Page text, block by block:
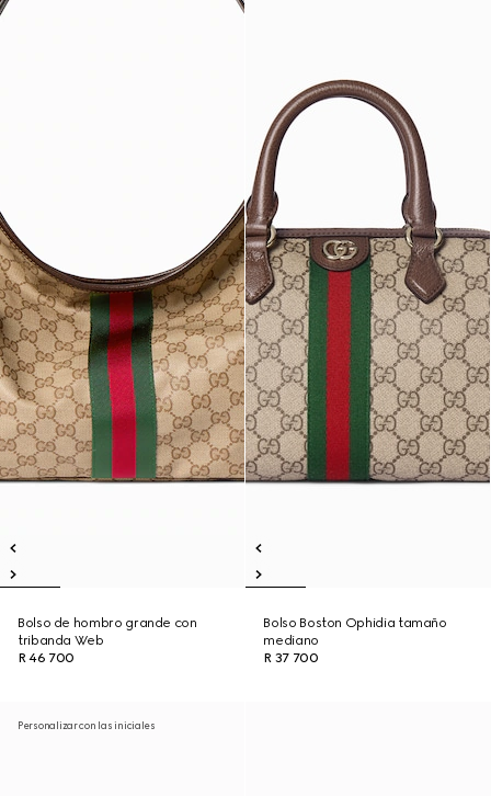
Bolso de hombro grande con
tribanda Web
R 46 700
Bolso Boston Ophidia tamaño
mediano
R 37 700
Personalizar con las iniciales